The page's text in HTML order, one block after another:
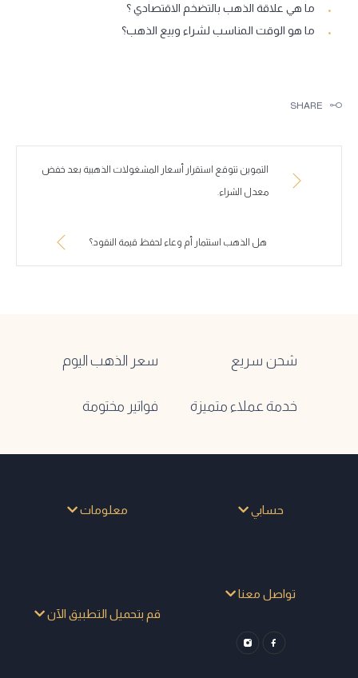
ما هي علاقة الذهب بالتضخم الاقتصادي ؟
ما هو الوقت المناسب لشراء وبيع الذهب؟
SHARE
التموين تتوقع استقرار أسعار المشغولات الذهبية بعد خفض
معدل الشراء.
هل الذهب استثمار أم وعاء لحفظ قيمة النقود؟
شحن سريع سعر الذهب اليوم
خدمة عملاء متميزة فواتير مختومة
حسابي معلومات
تواصل معنا
قم بتحميل التطبيق الآن